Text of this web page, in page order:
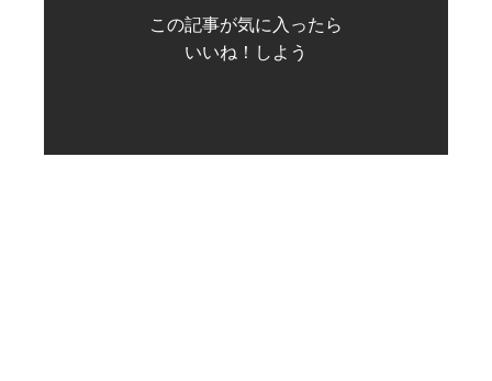
この記事が気に入ったら
いいね！しよう